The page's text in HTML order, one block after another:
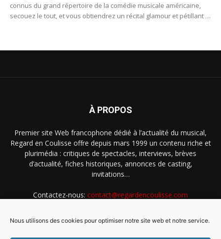
Nous utilisons des cookies pour optimiser notre site web et notre service.
connus du grand répertoire de la comédie musicale américaine,
secouez le tout, et vous obtiendrez un récital glamour et pétillant à
À PROPOS
Premier site Web francophone dédié à l’actualité du musical,
Regard en Coulisse offre depuis mars 1999 un contenu riche et
plurimédia : critiques de spectacles, interviews, brèves
d’actualité, fiches historiques, annonces de casting,
invitations…
Contactez-nous: contact@regardencoulisse.com